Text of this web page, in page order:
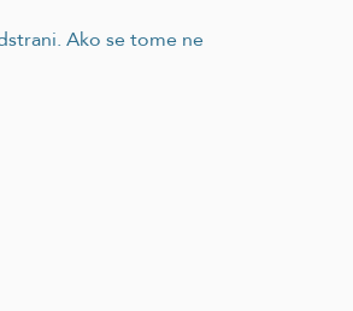
Ako se tome ne